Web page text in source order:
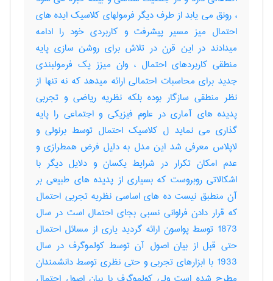
، رونق می یابد از طرف دیگر فرمولهای کلاسیک ایده های
احتمال میز مسیر پیشرفت و کاربردی خود را ادامه
میدادند در این قرن در تلاش برای روشن سازی پایه
منطقی کاربردهای احتمال ، وان میزز یک فرمولبندی
جدید برای محاسبات احتمالی ارائه میدهد که نه تنها از
نظر منطقی سازگار بوده بلکه نظریه ریاضی و تجربی
پدیده های آماری در علوم فیزیکی و اجتماعی را پایه
گذاری می نماید ل کلاسیک احتمال توسط برنولی و
لاپلاس معرفی شد این مدل به دلیل فرض همطرازی و
عدم امکان تکرار در شرایط یکسان و دلایل دیگر با
اشکالاتی روبروست که بسیاری از پدیده های طبیعی بر
آن منطبق نیست ده های اساسی نظریه تجربی احتمال
که قرار دادن فراوانی نسبی بجای احتمال است در سال
1873 توسط پواسون ارائه گردید یاری از مسائل احتمال
حتی قبل از بیان اصول آن توسط کولموگرف در سال
1933 با ابزارهای تجربی و حتی نظری توسط دانشمندان